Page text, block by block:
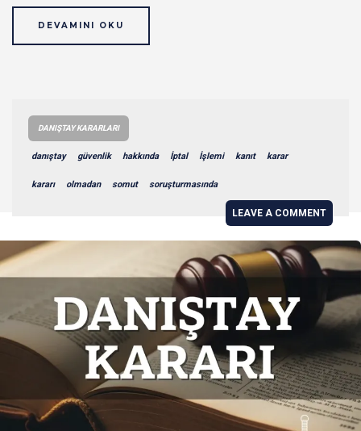
DEVAMINI OKU
DANIŞTAY KARARLARI
danıştay güvenlik hakkında İptal İşlemi kanıt karar
kararı olmadan somut soruşturmasında
LEAVE A COMMENT